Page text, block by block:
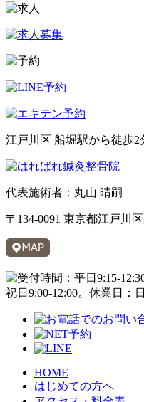
江戸川区 船堀駅から徒歩
代表施術者：丸山 晴嗣
〒134-0091 東京都江戸川
HOME
はじめての方へ